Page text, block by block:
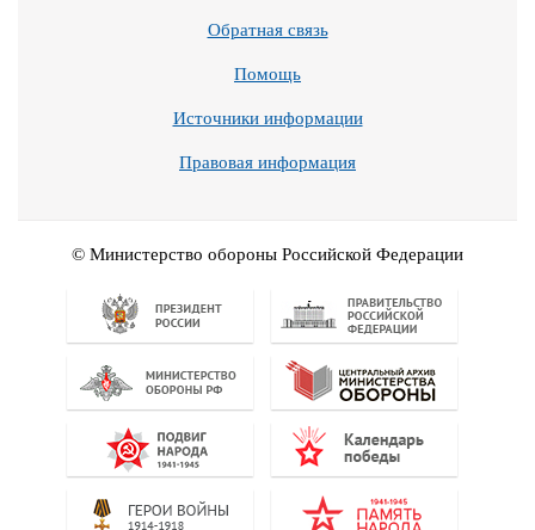
Обратная связь
Помощь
Источники информации
Правовая информация
© Министерство обороны Российской Федерации